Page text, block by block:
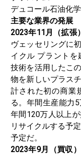
デュコール石油化学
主要な業界の発展
2023年11月（拡張）
ヴェッセリングに
イクル プラントを
技術を活用したこ
物を新しいプラス
計された初の商業
る。年間生産能力
年間120万人以上
リサイクルする予
予定だ。
2023年9月（買収）